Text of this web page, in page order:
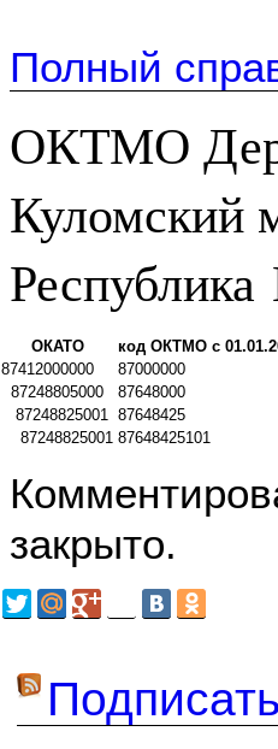
Полный
ОКТМО
Куломский
ОКАТО
код ОКТМО с
87412000000
87000000
87248805000
87648000
87248825001 87648425
87248825001 87648425101
закрыто.